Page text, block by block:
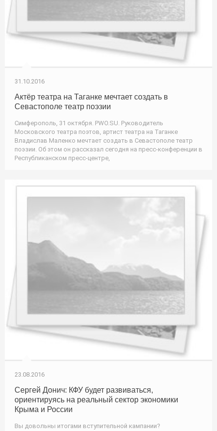
31.10.2016
Актёр театра на Таганке мечтает создать в
Севастополе театр поэзии
Симферополь, 31 октября. PWO.SU. Руководитель
Московского театра поэтов, артист театра на Таганке
Владислав Маленко мечтает создать в Севастополе театр
поэзии. Об этом он рассказал сегодня на пресс-конференции в
Республиканском пресс-центре,
23.08.2016
Сергей Донич: КФУ будет развиваться,
ориентируясь на реальный сектор экономики
Крыма и России
Вы довольны итогами вступительной кампании?